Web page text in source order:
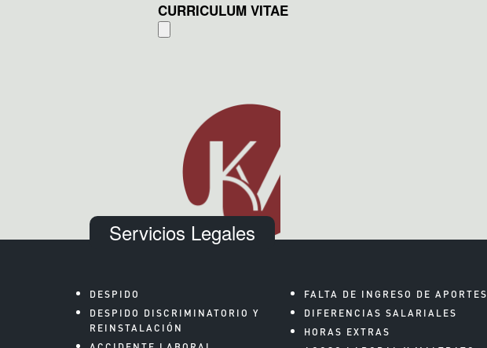
CURRICULUM VITAE
Servicios Legales
DESPIDO
DESPIDO DISCRIMINATORIO Y
REINSTALACIÓN
FALTA DE INGRESO DE APORTES
DIFERENCIAS SALARIALES
HORAS EXTRAS